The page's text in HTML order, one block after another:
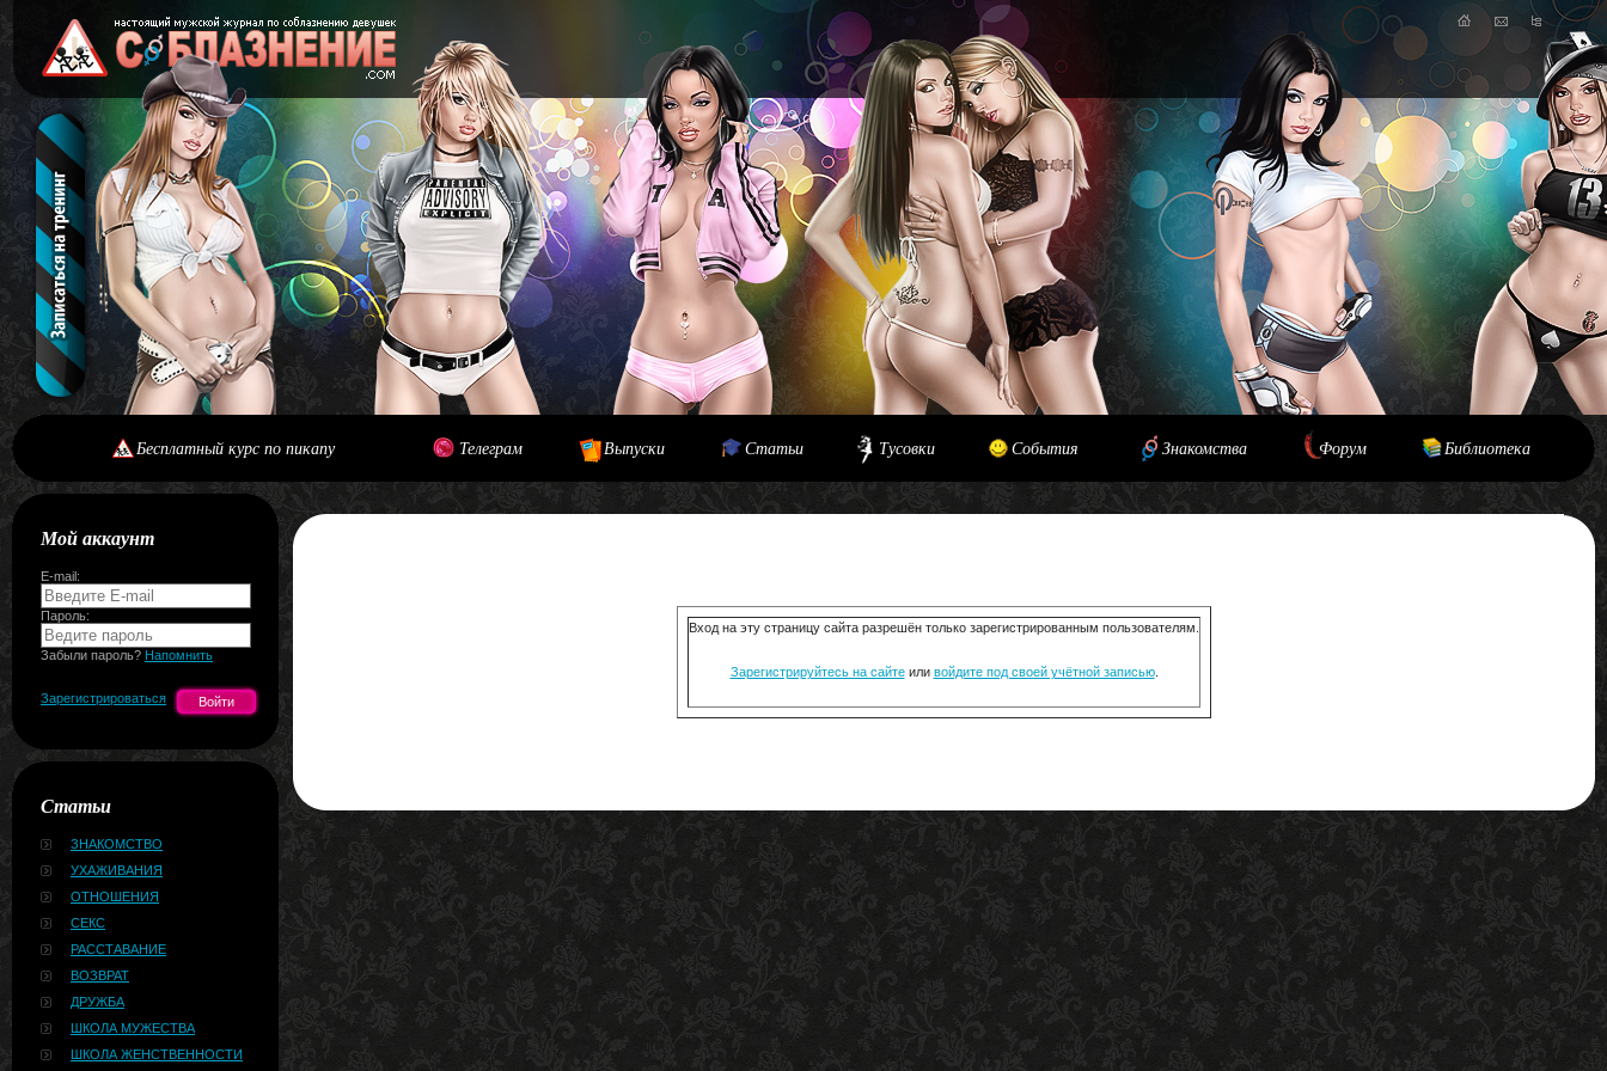
Бесплатный курс по пикапу Телеграм Выпуски Статьи Тусовки События Знакомства Форум Библиотека
Мой аккаунт
E-mail:
Пароль:
Забыли пароль? Напомнить
Зарегистрироваться
Статьи
ЗНАКОМСТВО
УХАЖИВАНИЯ
ОТНОШЕНИЯ
СЕКС
РАССТАВАНИЕ
ВОЗВРАТ
ДРУЖБА
ШКОЛА МУЖЕСТВА
ШКОЛА ЖЕНСТВЕННОСТИ
Вход на эту страницу сайта разрешён только зарегистрированным пользователям.
Зарегистрируйтесь на сайтеили войдите под своей учётной записью.